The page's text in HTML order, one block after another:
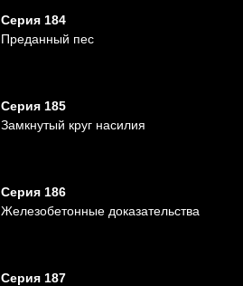
Серия 184
Преданный пес
Серия 185
Замкнутый круг насилия
Серия 186
Железобетонные доказательства
Серия 187